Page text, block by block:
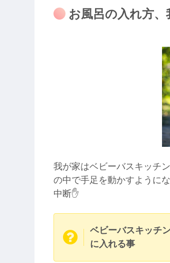
お風呂の入れ方
我が家はベビーバスキッチ
の中で手足を動かすように
中断✋
ベビーバスキッチ
に入れる事